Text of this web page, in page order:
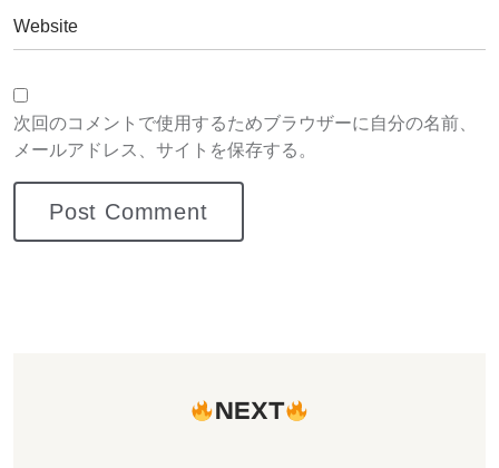
次回のコメントで使用するためブラウザーに自分の名前、
メールアドレス、サイトを保存する。
NEXT